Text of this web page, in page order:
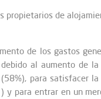
de
de los gastos
al aumento de
para satisfacer
y para entrar en un